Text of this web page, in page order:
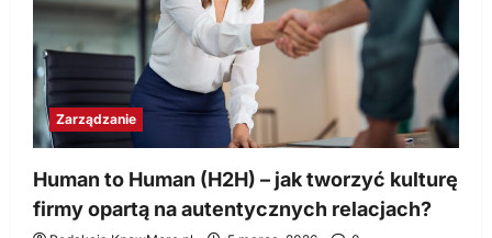
Zarządzanie
Human to Human (H2H) – jak tworzyć kulturę
firmy opartą na autentycznych relacjach?